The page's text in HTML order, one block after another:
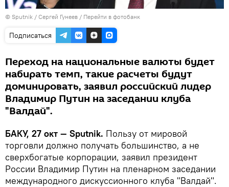
© Sputnik / Сергей Гунеев / Перейти в фотобанк
Подписаться
Переход на национальные валюты будет
набирать темп, такие расчеты будут
доминировать, заявил российский лидер
Владимир Путин на заседании клуба
"Валдай".
БАКУ, 27 окт — Sputnik. Пользу от мировой
торговли должно получать большинство, а не
сверхбогатые корпорации, заявил президент
России Владимир Путин на пленарном заседании
международного дискуссионного клуба "Валдай".